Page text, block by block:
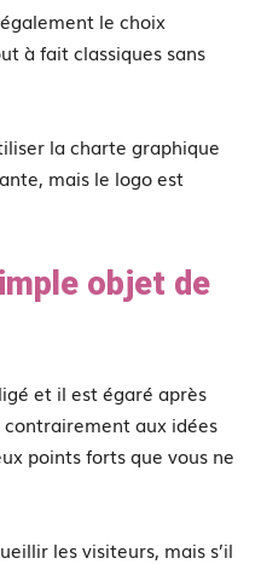
le choix
à fait classiques sans
la charte graphique
mais le logo est
objet de
et il est égaré après
aux idées
points forts que vous ne
les visiteurs, mais s’il